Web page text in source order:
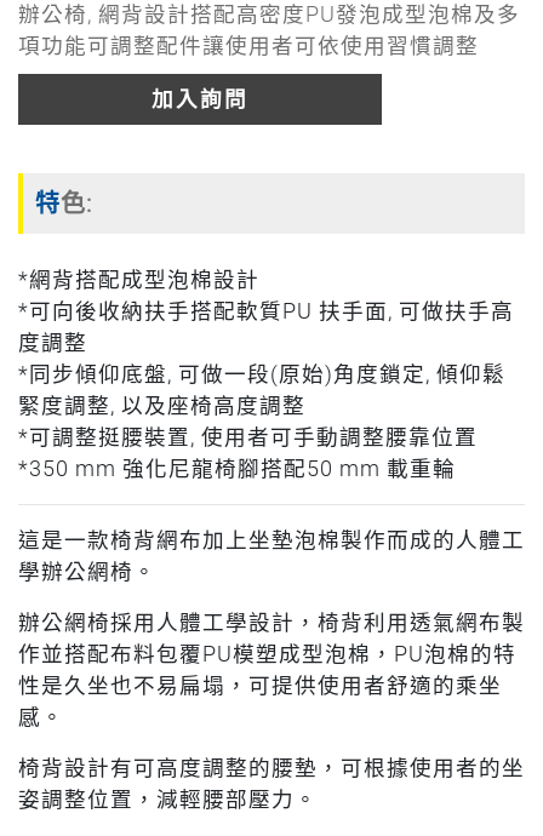
辦公椅, 網背設計搭配高密度PU發泡成型泡棉及多
項功能可調整配件讓使用者可依使用習慣調整
加入詢問
特色:
*網背搭配成型泡棉設計
*可向後收納扶手搭配軟質PU 扶手面, 可做扶手高
度調整
*同步傾仰底盤, 可做一段(原始)角度鎖定, 傾仰鬆
緊度調整, 以及座椅高度調整
*可調整挺腰裝置, 使用者可手動調整腰靠位置
*350 mm 強化尼龍椅腳搭配50 mm 載重輪
這是一款椅背網布加上坐墊泡棉製作而成的人體工
學辦公網椅。
辦公網椅採用人體工學設計，椅背利用透氣網布製
作並搭配布料包覆PU模塑成型泡棉，PU泡棉的特
性是久坐也不易扁塌，可提供使用者舒適的乘坐
感。
椅背設計有可高度調整的腰墊，可根據使用者的坐
姿調整位置，減輕腰部壓力。